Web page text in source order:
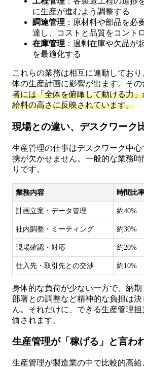
に生産が進むよう調整する
調達管理 ：原材料や部品を必
達し、コストと品質をコント
在庫管理 ：過剰在庫や欠品が
を最適化する
これらの業務は相互に連動してお
体の生産計画に影響が出ます。その
者には「全体を俯瞰して動ける力
給料の高さに反映されています。
現場との違い、デスクワーク
生産管理の仕事はデスクワーク中
携が欠かせません。一般的な業務
りです。
業務内容 時間比
計画立案・データ管理 約40%
社内調整・ミーティング 約30%
現場確認・対応 約20%
仕入先・取引先との交渉 約10%
身体的な負荷が少ない一方で、納
部署との調整など精神的な負担は
ん。それだけに、できる生産管理
価されます。
生産管理が「稼げる」と言わ
生産管理が製造業の中で比較的高